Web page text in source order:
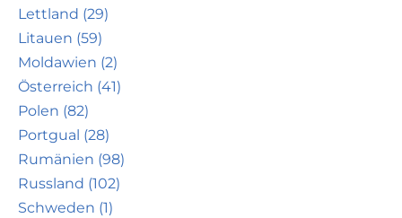
Lettland (29)
Litauen (59)
Moldawien (2)
Österreich (41)
Polen (82)
Portgual (28)
Rumänien (98)
Russland (102)
Schweden (1)